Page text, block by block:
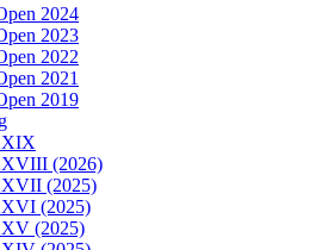
2024
2023
2022
2021
2019
(2026)
(2025)
(2025)
(2025)